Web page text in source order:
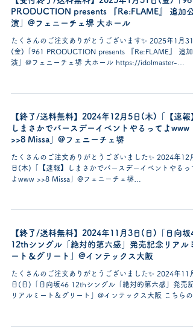
PRODUCTION presents 『Re:FLAME』 追加公
演」@フェニーチェ堺 大ホール
たくさんのご注文ありがとうございます✨ 2025年1月31
(金)「961 PRODUCTION presents 『Re:FLAME』 追加
演」@フェニーチェ堺 大ホール https://idolmaster-
【終了/送料無料】2024年12月5日(木)「【速報
しまさかでバースデーイベントやるってよwww
>>8 Missa」@フェニーチェ堺
たくさんのご注文ありがとうございました✨ 2024年12
日(木)「【速報】しまさかでバースデーイベントやるっ
よwww >>8 Missa」@フェニーチェ堺
【終了/送料無料】2024年11月3日(日)「日向坂
12thシングル「絶対的第六感」発売記念リアルミ
ート＆グリート」@インテックス大阪
たくさんのご注文ありがとうございました✨ 2024年11
日(日)「日向坂46 12thシングル「絶対的第六感」発売記
リアルミート＆グリート」@インテックス大阪 こちらの